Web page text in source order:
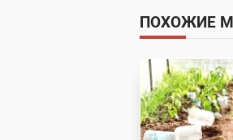
subtitle
screen-
reader-
ПОХОЖИЕ